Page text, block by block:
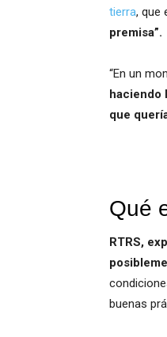
tierra, que
premisa”.
“En un
haciendo
que
Qué
RTRS,
buenas